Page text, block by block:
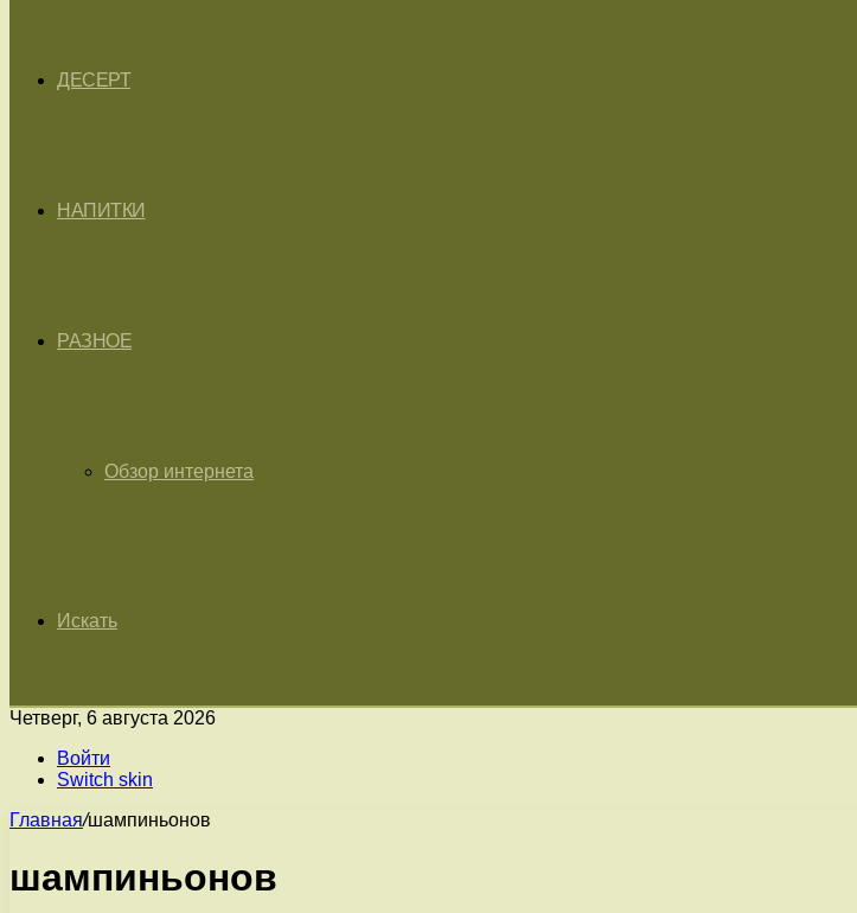
ДЕСЕРТ
НАПИТКИ
РАЗНОЕ
Обзор интернета
Искать
Четверг, 6 августа 2026
Войти
Switch skin
Главная/шампиньонов
шампиньонов